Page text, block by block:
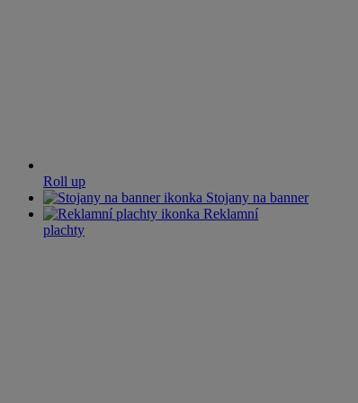
Roll up
Stojany na banner
Reklamní
plachty